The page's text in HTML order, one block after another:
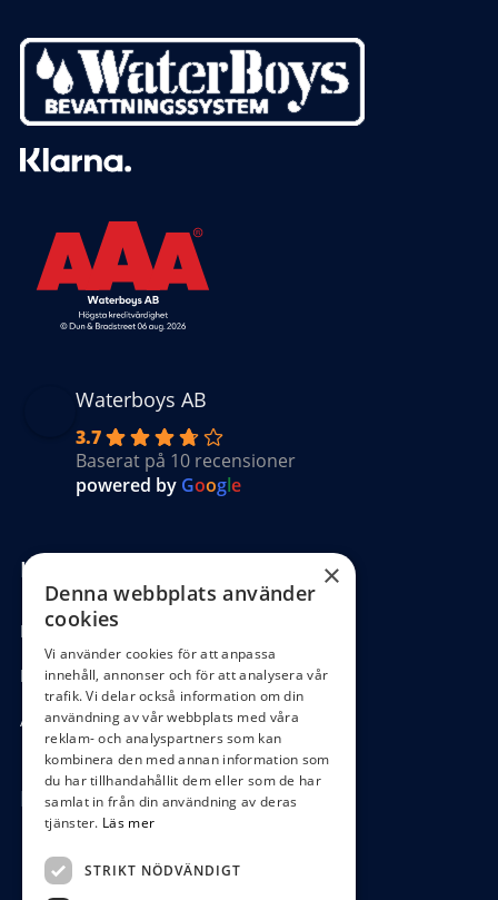
Waterboys AB
3.7
Baserat på 10 recensioner
powered by Google
Kundinformation
Köpvillkor
Hantering GDPR
Ångra köp
Hör av dig
0472-104 80
×
Denna webbplats använder
cookies
Vi använder cookies för att anpassa
innehåll, annonser och för att analysera vår
trafik. Vi delar också information om din
användning av vår webbplats med våra
reklam- och analyspartners som kan
kombinera den med annan information som
du har tillhandahållit dem eller som de har
samlat in från din användning av deras
tjänster. Läs mer
STRIKT NÖDVÄNDIGT